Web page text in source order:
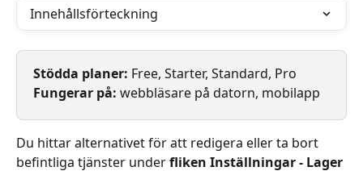
Innehållsförteckning
Stödda planer: Free, Starter, Standard, Pro
Fungerar på: webbläsare på datorn, mobilapp
Du hittar alternativet för att redigera eller ta bort
befintliga tjänster under fliken Inställningar - Lager